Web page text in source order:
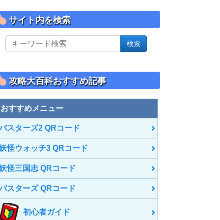
サイト内を検索
イ
を
検
索
検索
攻略大百科おすすめ記事
おすすめメニュー
スターズ2 QRコード
怪ウォッチ3 QRコード
怪三国志 QRコード
スターズ QRコード
初心者ガイド